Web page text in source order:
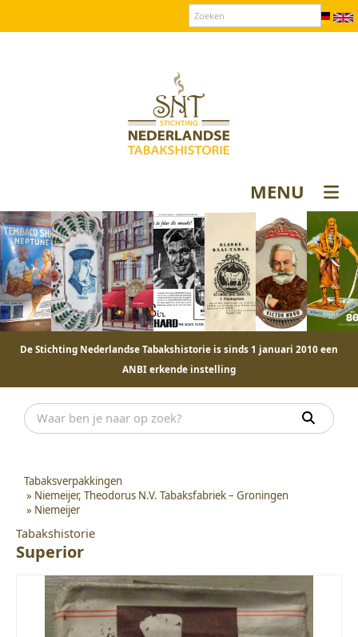
MENU
De Stichting Nederlandse Tabakshistorie is sinds 1 januari 2010 een
ANBI erkende instelling
Tabaksverpakkingen
» Niemeijer, Theodorus N.V. Tabaksfabriek – Groningen
» Niemeijer
Tabakshistorie
Superior